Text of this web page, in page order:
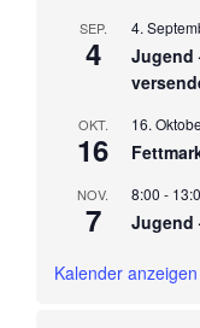
SEP.
4
4.
Jugend
OKT.
16
16.
NOV.
7
8:00 -
Jugend
Kalender anzeigen